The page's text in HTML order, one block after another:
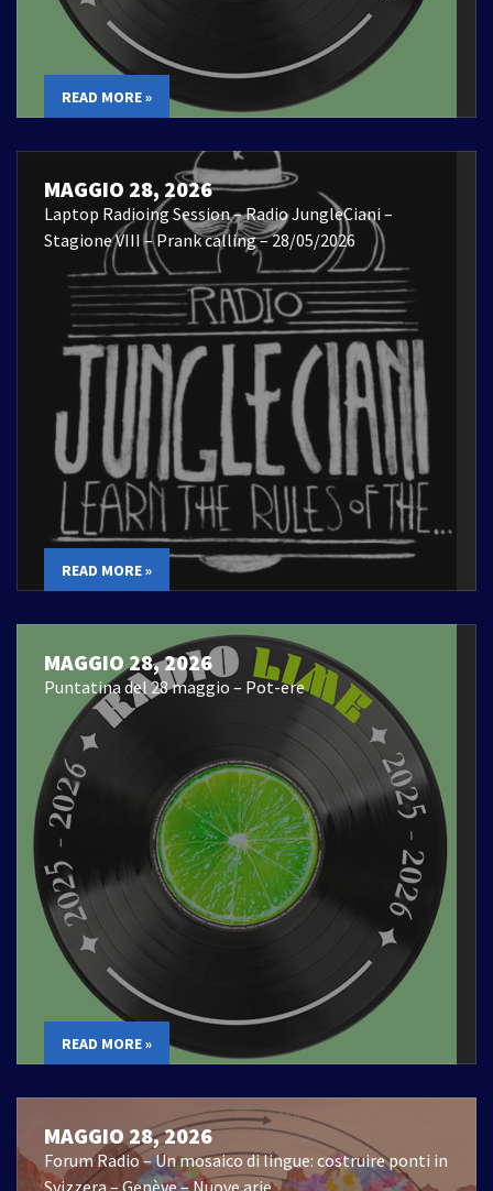
READ MORE »
MAGGIO 28, 2026
Laptop Radioing Session – Radio JungleCiani –
Stagione VIII – Prank calling – 28/05/2026
READ MORE »
MAGGIO 28, 2026
Puntatina del 28 maggio – Pot-ere
READ MORE »
MAGGIO 28, 2026
Forum Radio – Un mosaico di lingue: costruire ponti in
Svizzera – Genève – Nuove arie